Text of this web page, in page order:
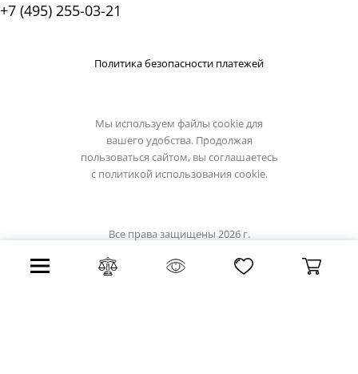
+7 (495) 255-03-21
Политика безопасности платежей
Мы используем файлы cookie для
вашего удобства. Продолжая
пользоваться сайтом, вы соглашаетесь
с политикой использования cookie.
Все права защищены 2026 г.